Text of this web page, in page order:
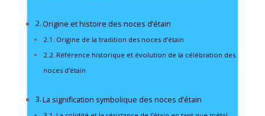
Origine et histoire des noces d’étain
Origine de la tradition des noces d’étain
Référence historique et évolution de la célébration des
noces d’étain
La signification symbolique des noces d’étain